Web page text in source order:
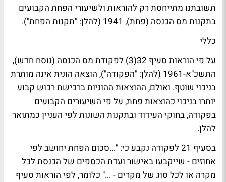
תשובתנו מתייחסת רק להוראות ולשיעורי הפחת הקבועים
בתקנות מס הכנסה (פחת), 1941 (להלן: "תקנות הפחת").
כללי
על פי הוראות סעיף 32(3) לפקודת מס הכנסה (נוסח חדש),
התשכ"א-1961 (להלן: "הפקודה"), הוצאה הונית אינה מותרת
בניכוי שוטף. ואולם, ההוצאות ההוניות ברכישת רכוש קבוע
יותרו בניכוי כהוצאות פחת, על פי השיעורים הקבועים
בפקודה, בחוקי העידוד ובתקנות השונות לפי העניין כמתואר
להלן.
בסעיף 21 לפקודה נקבע כי: "...סכום הפחת יחושב לפי
אחוזים - שייקבעו באישור ועדת הכספים של הכנסת לכל
מקרה או לכל סוג של מקרים - ..." כלומר, לפי הוראות סעיף